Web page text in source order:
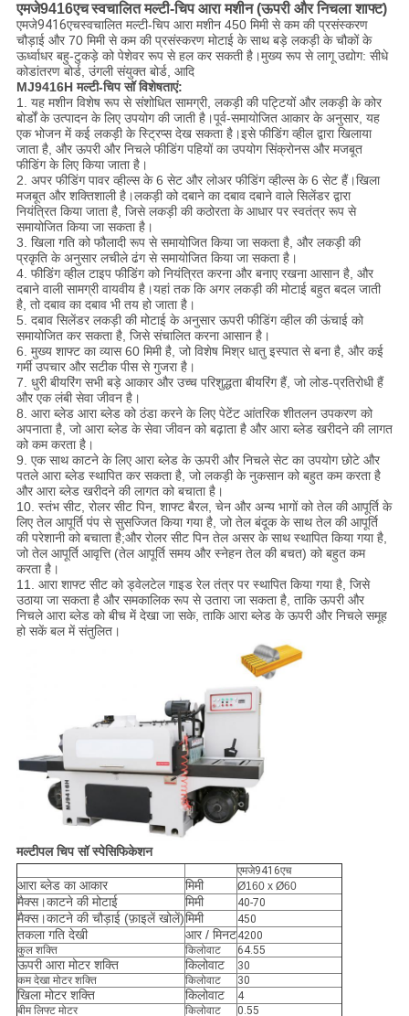
एमजे9416एचस्वचालित मल्टी-चिप आरा मशीन (ऊपरी और निचला शाफ्ट)
एमजे9416एचस्वचालित मल्टी-चिप आरा मशीन 450 मिमी से कम की प्रसंस्करण
चौड़ाई और 70 मिमी से कम की प्रसंस्करण मोटाई के साथ बड़े लकड़ी के चौकों के
ऊर्ध्वाधर बहु-टुकड़े को पेशेवर रूप से हल कर सकती है।मुख्य रूप से लागू उद्योग: सीधे
कोडांतरण बोर्ड, उंगली संयुक्त बोर्ड, आदि
MJ9416H मल्टी-चिप सॉ विशेषताएं:
1. यह मशीन विशेष रूप से संशोधित सामग्री, लकड़ी की पट्टियों और लकड़ी के कोर
बोर्डों के उत्पादन के लिए उपयोग की जाती है।पूर्व-समायोजित आकार के अनुसार, यह
एक भोजन में कई लकड़ी के स्ट्रिप्स देख सकता है।इसे फीडिंग व्हील द्वारा खिलाया
जाता है, और ऊपरी और निचले फीडिंग पहियों का उपयोग सिंक्रोनस और मजबूत
फीडिंग के लिए किया जाता है।
2. अपर फीडिंग पावर व्हील्स के 6 सेट और लोअर फीडिंग व्हील्स के 6 सेट हैं।खिला
मजबूत और शक्तिशाली है।लकड़ी को दबाने का दबाव दबाने वाले सिलेंडर द्वारा
नियंत्रित किया जाता है, जिसे लकड़ी की कठोरता के आधार पर स्वतंत्र रूप से
समायोजित किया जा सकता है।
3. खिला गति को फौलादी रूप से समायोजित किया जा सकता है, और लकड़ी की
प्रकृति के अनुसार लचीले ढंग से समायोजित किया जा सकता है।
4. फीडिंग व्हील टाइप फीडिंग को नियंत्रित करना और बनाए रखना आसान है, और
दबाने वाली सामग्री वायवीय है।यहां तक ​​कि अगर लकड़ी की मोटाई बहुत बदल जाती
है, तो दबाव का दबाव भी तय हो जाता है।
5. दबाव सिलेंडर लकड़ी की मोटाई के अनुसार ऊपरी फीडिंग व्हील की ऊंचाई को
समायोजित कर सकता है, जिसे संचालित करना आसान है।
6. मुख्य शाफ्ट का व्यास 60 मिमी है, जो विशेष मिश्र धातु इस्पात से बना है, और कई
गर्मी उपचार और सटीक पीस से गुजरा है।
7. धुरी बीयरिंग सभी बड़े आकार और उच्च परिशुद्धता बीयरिंग हैं, जो लोड-प्रतिरोधी हैं
और एक लंबी सेवा जीवन है।
8. आरा ब्लेड आरा ब्लेड को ठंडा करने के लिए पेटेंट आंतरिक शीतलन उपकरण को
अपनाता है, जो आरा ब्लेड के सेवा जीवन को बढ़ाता है और आरा ब्लेड खरीदने की लागत
को कम करता है।
9. एक साथ काटने के लिए आरा ब्लेड के ऊपरी और निचले सेट का उपयोग छोटे और
पतले आरा ब्लेड स्थापित कर सकता है, जो लकड़ी के नुकसान को बहुत कम करता है
और आरा ब्लेड खरीदने की लागत को बचाता है।
10. स्तंभ सीट, रोलर सीट पिन, शाफ्ट बैरल, चेन और अन्य भागों को तेल की आपूर्ति के
लिए तेल आपूर्ति पंप से सुसज्जित किया गया है, जो तेल बंदूक के साथ तेल की आपूर्ति
की परेशानी को बचाता है;और रोलर सीट पिन तेल असर के साथ स्थापित किया गया है,
जो तेल आपूर्ति आवृत्ति (तेल आपूर्ति समय और स्नेहन तेल की बचत) को बहुत कम
करता है।
11. आरा शाफ्ट सीट को ड्वेलटेल गाइड रेल तंत्र पर स्थापित किया गया है, जिसे
उठाया जा सकता है और समकालिक रूप से उतारा जा सकता है, ताकि ऊपरी और
निचले आरा ब्लेड को बीच में देखा जा सके, ताकि आरा ब्लेड के ऊपरी और निचले समूह
हो सकें बल में संतुलित।
मल्टीपल चिप सॉ स्पेसिफिकेशन
एमजे9416एच
आरा ब्लेड का आकार मिमी Ø160 x Ø60
मैक्स।काटने की मोटाई मिमी 40-70
मैक्स।काटने की चौड़ाई (फ़ाइलें खोलें)मिमी 450
तकला गति देखी आर / मिनट4200
कुल शक्ति
किलोवाट 64.55
ऊपरी आरा मोटर शक्ति किलोवाट
30
कम देखा मोटर शक्ति
किलोवाट 30
खिला मोटर शक्ति किलोवाट
4
बीम लिफ्ट मोटर
किलोवाट 0.55